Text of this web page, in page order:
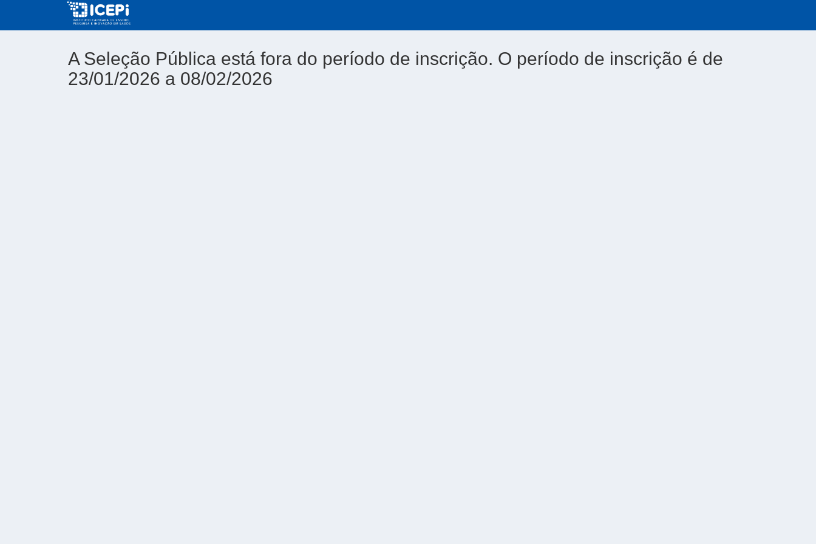
A Seleção Pública está fora do período de inscrição. O período de inscrição é de
23/01/2026 a 08/02/2026